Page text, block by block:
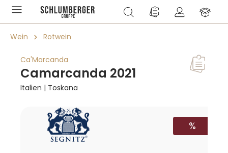
springen Du hast 0 Produkte
Wein Rotwein
Ca'Marcanda
Camarcanda 2021
Italien | Toskana
Bildergalerie überspringen
RABATT
%